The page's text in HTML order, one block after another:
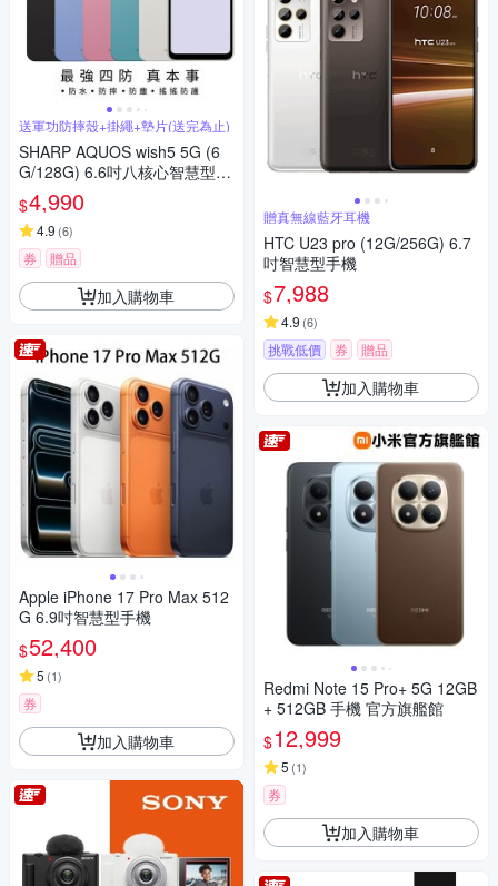
送軍功防摔殼+掛繩+墊片(送完為止)
SHARP AQUOS wish5 5G (6
G/128G) 6.6吋八核心智慧型手
$4,990
4.9 (6)
券 贈品
加入購物車
Apple iPhone 17 Pro Max 512
G 6.9吋智慧型手機
$52,400
5 (1)
券
加入購物車
贈真無線藍牙耳機
HTC U23 pro (12G/256G) 6.7
吋智慧型手機
$7,988
4.9 (6)
挑戰低價 券 贈品
加入購物車
Redmi Note 15 Pro+ 5G 12GB
+ 512GB 手機 官方旗艦館
$12,999
5 (1)
券
加入購物車